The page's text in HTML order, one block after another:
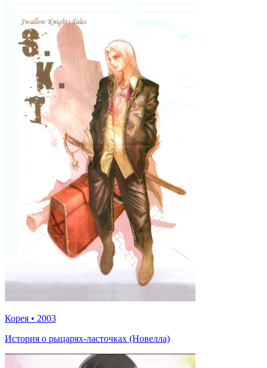
Корея • 2003
История о рыцарях-ласточках (Новелла)